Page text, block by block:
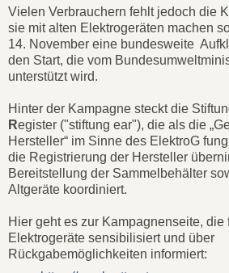
Vielen Verbrauchern fehlt jedoch die
sie mit alten Elektrogeräten machen
14. November eine bundesweite
den Start, die vom
unterstützt wird.
Hinter der Kampagne steckt die
Register ("stiftung ear"), die als die
Hersteller“ im Sinne des ElektroG
die Registrierung der Hersteller
Bereitstellung der Sammelbehälter
Altgeräte koordiniert.
Hier geht es zur Kampagnenseite,
Elektrogeräte sensibilisiert und über
Rückgabemöglichkeiten informiert: